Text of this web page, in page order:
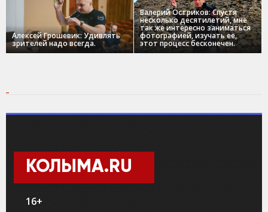
Алексей Грошевик: Удивлять
зрителей надо всегда.
Валерий Остриков: Спустя
несколько десятилетий, мне
так же интересно заниматься
фотографией, изучать ее,
этот процесс бесконечен.
КОЛЫМА.RU
16+